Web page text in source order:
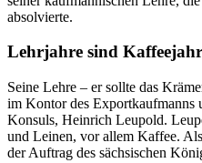
absolvierte.
Lehrjahre sind
Seine Lehre – er sollte das
im Kontor des Exportkaufmanns
Konsuls, Heinrich Leupold.
und Leinen, vor allem Kaffee.
der Auftrag des sächsischen